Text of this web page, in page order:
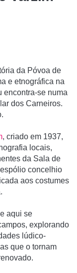
da Póvoa de
e etnográfica na
encontra-se numa
dos Carneiros.
, criado em 1937,
locais,
da Sala de
concelhio
aos costumes
aqui se
explorando
lúdico-
que o tornam